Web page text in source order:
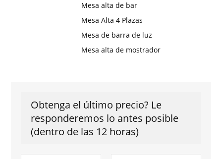
Mesa alta de bar
Mesa Alta 4 Plazas
Mesa de barra de luz
Mesa alta de mostrador
Obtenga el último precio? Le
responderemos lo antes posible
(dentro de las 12 horas)